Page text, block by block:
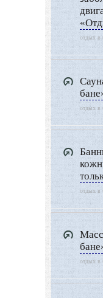
отдых в
отдых в
отдых в
отдых в